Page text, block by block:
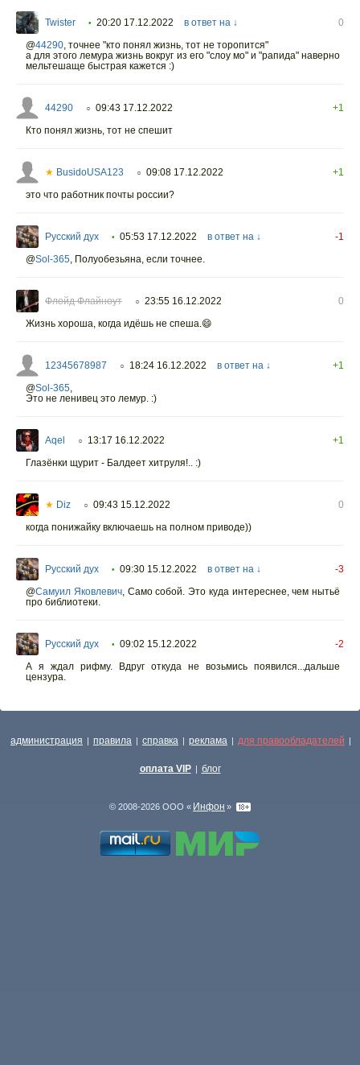
Twister • 20:20 17.12.2022 в ответ на ↓
0
@44290 точнее "кто понял жизнь, тот не торопится"
а для этого лемура жизнь вокруг из его "слоу мо" и "рапида" наверно
мельтешаще быстрая кажется :)
44290 ○ 09:43 17.12.2022
+1
Кто понял жизнь, тот не спешит
★ BusidoUSA123 ○ 09:08 17.12.2022
+1
это что работник почты россии?
Русский дух • 05:53 17.12.2022 в ответ на ↓
-1
@Sol-365 Полуобезьяна, если точнее.
Флойд Флайноут ○ 23:55 16.12.2022
0
Жизнь хороша, когда идëшь не спеша.😄
12345678987 ○ 18:24 16.12.2022 в ответ на ↓
+1
@Sol-365
Это не ленивец это лемур. :)
Aqel ○ 13:17 16.12.2022
+1
Глазёнки щурит - Балдеет хитруля!.. :)
★ Diz ○ 09:43 15.12.2022
0
когда понижайку включаешь на полном приводе))
Русский дух • 09:30 15.12.2022 в ответ на ↓
-3
@Самуил Яковлевич, Само собой. Это куда интереснее, чем нытьё
про библиотеки.
Русский дух • 09:02 15.12.2022
-2
А я ждал рифму. Вдруг откуда не возьмись появился...дальше
цензура.
администрация | правила | справка | реклама | для правообладателей |
оплата VIP | блог
© 2008-2026 ООО « Инфон »